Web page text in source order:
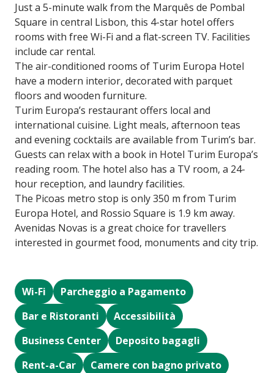
Just a 5-minute walk from the Marquês de Pombal
Square in central Lisbon, this 4-star hotel offers
rooms with free Wi-Fi and a flat-screen TV. Facilities
include car rental.
The air-conditioned rooms of Turim Europa Hotel
have a modern interior, decorated with parquet
floors and wooden furniture.
Turim Europa’s restaurant offers local and
international cuisine. Light meals, afternoon teas
and evening cocktails are available from Turim’s bar.
Guests can relax with a book in Hotel Turim Europa’s
reading room. The hotel also has a TV room, a 24-
hour reception, and laundry facilities.
The Picoas metro stop is only 350 m from Turim
Europa Hotel, and Rossio Square is 1.9 km away.
Avenidas Novas is a great choice for travellers
interested in gourmet food, monuments and city trip.
Wi-Fi
Parcheggio a Pagamento
Bar e Ristoranti
Accessibilità
Business Center
Deposito bagagli
Rent-a-Car
Camere con bagno privato